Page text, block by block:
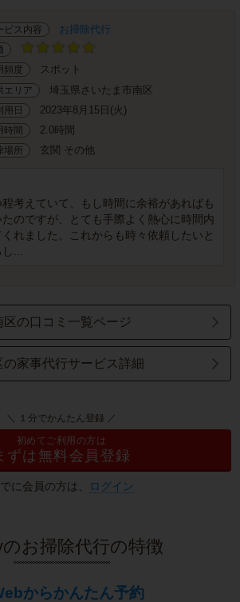
ビス内容 お掃除代行
頻度
スポット
エリア 埼玉県さいたま市南区
用日 2023年8月15日(火)
時間 2.0時間
場所 玄関 その他
考えていて、もし時間に余裕があればも
のですが、とても手際よく熱心に時間内
れました。これからも時々依頼したいと
...
区の口コミ一覧ページ
の家事代行サービス詳細
＼ １分でかんたん登録 ／
初めてご利用の方は
ずは無料会員登録
に会員の方は、 ログイン
お掃除代行の特徴
からかんたん予約